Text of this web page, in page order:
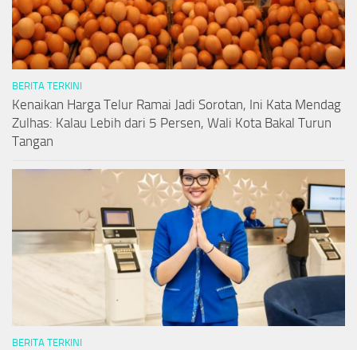
BERITA TERKINI
Kenaikan Harga Telur Ramai Jadi Sorotan, Ini Kata Mendag
Zulhas: Kalau Lebih dari 5 Persen, Wali Kota Bakal Turun
Tangan
BERITA TERKINI